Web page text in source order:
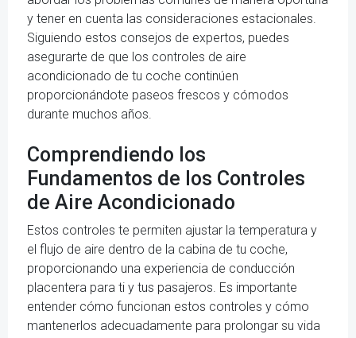
y tener en cuenta las consideraciones estacionales.
Siguiendo estos consejos de expertos, puedes
asegurarte de que los controles de aire
acondicionado de tu coche continúen
proporcionándote paseos frescos y cómodos
durante muchos años.
Comprendiendo los
Fundamentos de los Controles
de Aire Acondicionado
Estos controles te permiten ajustar la temperatura y
el flujo de aire dentro de la cabina de tu coche,
proporcionando una experiencia de conducción
placentera para ti y tus pasajeros. Es importante
entender cómo funcionan estos controles y cómo
mantenerlos adecuadamente para prolongar su vida